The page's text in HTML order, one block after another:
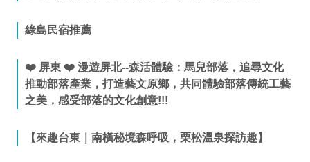
綠島民宿推薦
❤️ 屏東 ❤️ 漫遊屏北--森活體驗：馬兒部落，追尋文化
推動部落產業，打造藝文原鄉，共同體驗部落傳統工藝
之美，感受部落的文化創意!!!
【來趣台東｜南橫秘境森呼吸，栗松溫泉探訪趣】